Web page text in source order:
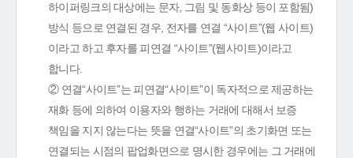
하이퍼링크의 대상에는 문자, 그림 및 동화상 등이 포함됨)
방식 등으로 연결된 경우, 전자를 연결 “사이트”(웹 사이트)
이라고 하고 후자를 피연결 “사이트”(웹사이트)이라고
합니다.
② 연결“사이트”는 피연결“사이트”이 독자적으로 제공하는
재화 등에 의하여 이용자와 행하는 거래에 대해서 보증
책임을 지지 않는다는 뜻을 연결“사이트”의 초기화면 또는
연결되는 시점의 팝업화면으로 명시한 경우에는 그 거래에